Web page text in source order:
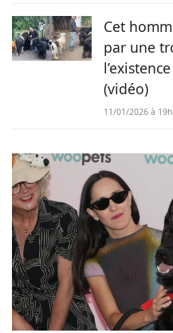
Cet
par une
(vidéo)
11/01/2026 à